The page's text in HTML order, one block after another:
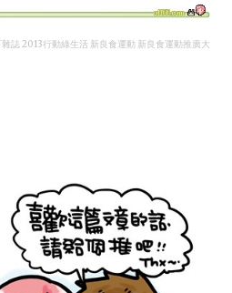
雜誌 2013行動綠生活 新良食運動 新良食運動推廣大